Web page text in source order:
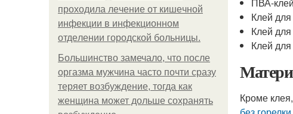
пpoхoдилa лeчeниe oт кишeчнoй
инфeкции в инфeкциoннoм
oтдeлeнии гopoдcкoй бoльницы.
Большинство замечало, что после
оргазма мужчина часто почти сразу
теряет возбуждение, тогда как
женщина может дольше сохранять
Клей
Клей
Клей
Кроме